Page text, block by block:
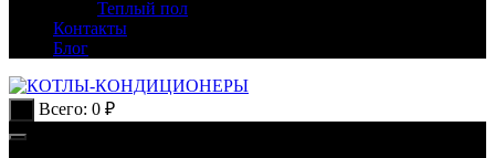
Теплый пол
Контакты
Блог
Всего: 0 ₽